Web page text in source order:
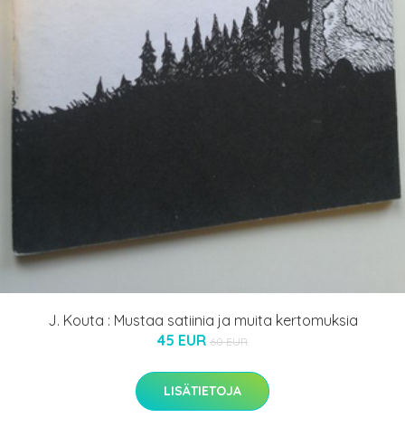
J. Kouta : Mustaa satiinia ja muita kertomuksia
45 EUR 60 EUR
LISÄTIETOJA